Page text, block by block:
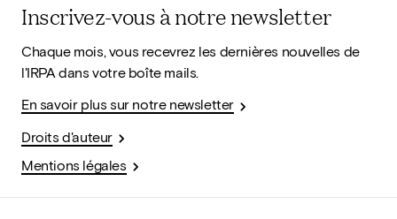
Inscrivez-vous à notre newsletter
Chaque mois, vous recevrez les dernières nouvelles de
l'IRPA dans votre boîte mails.
En savoir plus sur notre newsletter
Droits d'auteur
Mentions légales